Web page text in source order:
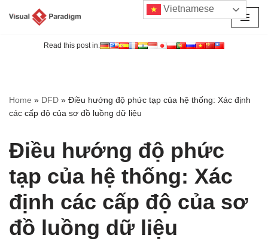
Read this post in:
Home » DFD » Điều hướng độ phức tạp của hệ thống: Xác định
các cấp độ của sơ đồ luồng dữ liệu
Điều hướng độ phức
tạp của hệ thống: Xác
định các cấp độ của sơ
đồ luồng dữ liệu
Vietnamese